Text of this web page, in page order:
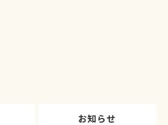
お知らせ